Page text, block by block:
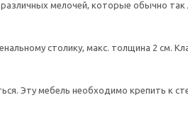
мелочей, которые обычно так
столику, макс. толщина 2 см.
мебель необходимо крепить к